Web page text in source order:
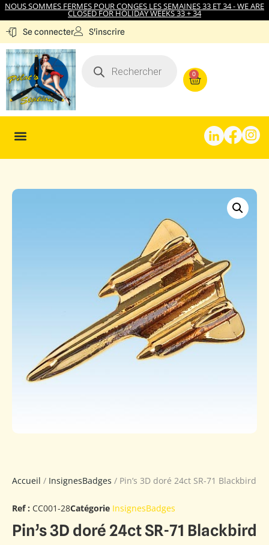
NOUS SOMMES FERMES POUR CONGES LES SEMAINES 33 ET 34 - WE ARE
CLOSED FOR HOLIDAY WEEKS 33 + 34
Se connecter S'inscrire
0
Accueil / InsignesBadges / Pin’s 3D doré 24ct SR-71 Blackbird
Ref : CC001-28Catégorie InsignesBadges
Pin’s 3D doré 24ct SR-71 Blackbird